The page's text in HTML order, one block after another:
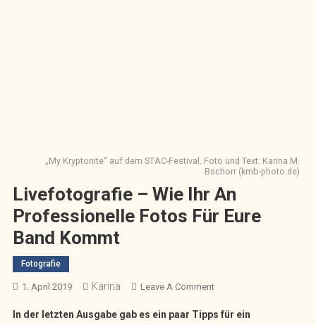
„My Kryptonite“ auf dem STAC-Festival. Foto und Text: Karina M.
Bschorr (kmb-photo.de)
Livefotografie – Wie Ihr An
Professionelle Fotos Für Eure
Band Kommt
Fotografie
1. April 2019 Karina Leave A CommentOn
–
In der letzten Ausgabe gab es ein paar Tipps für ein